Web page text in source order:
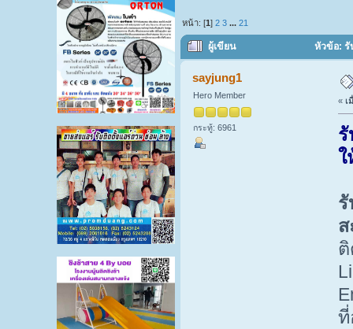
หน้า: [1]2 3 ...21
ผู้เขียน หัวข้อ: รั
sayjung1
Hero Member
กระทู้: 6961
« เ
ใ